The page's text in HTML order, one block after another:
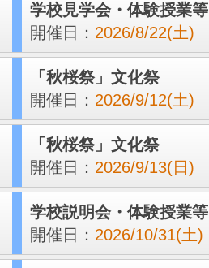
学校見学会・体験授業等
開催日： 2026/8/22(土)
「秋桜祭」文化祭
開催日： 2026/9/12(土)
「秋桜祭」文化祭
開催日： 2026/9/13(日)
学校説明会・体験授業等
開催日： 2026/10/31(土)